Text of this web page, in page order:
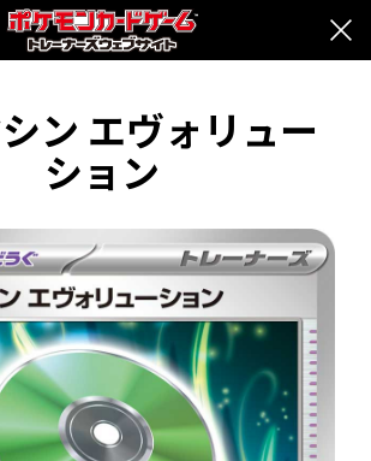
ン エヴォリュー
ション